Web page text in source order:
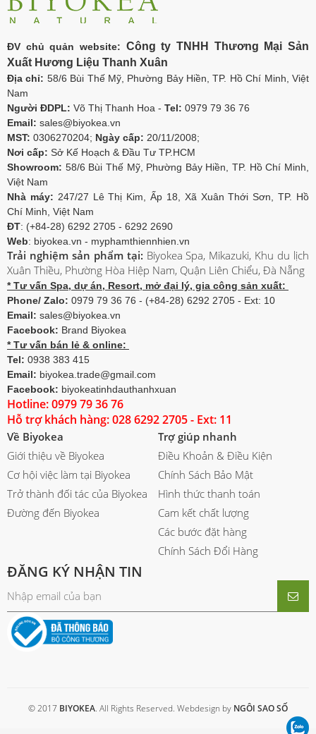
ĐV chủ quản website: Công ty TNHH Thương Mại Sản
Xuất Hương Liệu Thanh Xuân
Địa chỉ: 58/6 Bùi Thế Mỹ, Phường Bảy Hiền, TP. Hồ Chí Minh, Việt
Nam
Người ĐDPL: Võ Thị Thanh Hoa - Tel: 0979 79 36 76
Email: sales@biyokea.vn
MST: 0306270204; Ngày cấp: 20/11/2008;
Nơi cấp: Sở Kế Hoạch & Đầu Tư TP.HCM
Showroom: 58/6 Bùi Thế Mỹ, Phường Bảy Hiền, TP. Hồ Chí Minh,
Việt Nam
Nhà máy: 247/27 Lê Thị Kim, Ấp 18, Xã Xuân Thới Sơn, TP. Hồ
Chí Minh, Việt Nam
ĐT: (+84-28) 6292 2705 - 6292 2690
Web: biyokea.vn - myphamthiennhien.vn
Trải nghiệm sản phẩm tại: Biyokea Spa, Mikazuki, Khu du lịch
Xuân Thiều, Phường Hòa Hiệp Nam, Quận Liên Chiểu, Đà Nẵng
* Tư vấn Spa, dự án, Resort, mở đại lý, gia công sản xuất:
Phone/ Zalo: 0979 79 36 76 - (+84-28) 6292 2705 - Ext: 10
Email: sales@biyokea.vn
Facebook: Brand Biyokea
* Tư vấn bán lẻ & online:
Tel: 0938 383 415
Email: biyokea.trade@gmail.com
Facebook: biyokeatinhdauthanhxuan
Hotline: 0979 79 36 76
Hỗ trợ khách hàng: 028 6292 2705 - Ext: 11
Về Biyokea
Giới thiệu về Biyokea
Cơ hội việc làm tại Biyokea
Trở thành đối tác của Biyokea
Đường đến Biyokea
Trợ giúp nhanh
Điều Khoản & Điều Kiện
Chính Sách Bảo Mật
Hình thức thanh toán
Cam kết chất lượng
Các bước đặt hàng
Chính Sách Đổi Hàng
ĐĂNG KÝ NHẬN TIN
© 2017 BIYOKEA. All Rights Reserved. Webdesign by NGÔI SAO SỐ